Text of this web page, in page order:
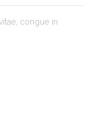
congue in